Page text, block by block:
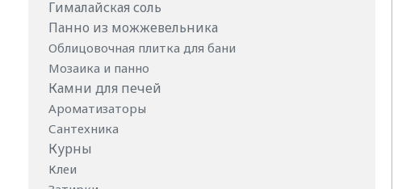
Гималайская соль
Панно из можжевельника
Облицовочная плитка для бани
Мозаика и панно
Камни для печей
Ароматизаторы
Сантехника
Курны
Клеи